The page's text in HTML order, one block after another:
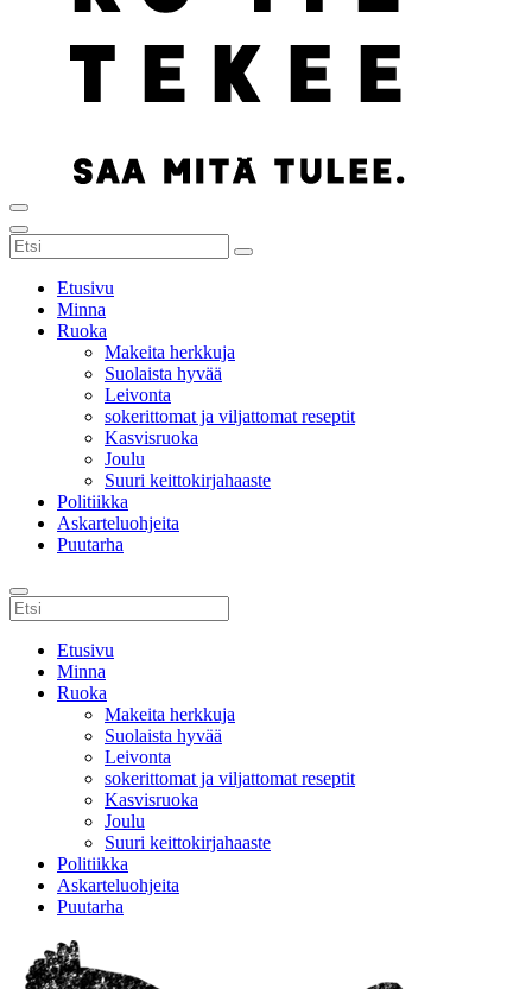
Etusivu
Minna
Ruoka
Makeita herkkuja
Suolaista hyvää
Leivonta
sokerittomat ja viljattomat reseptit
Kasvisruoka
Joulu
Suuri keittokirjahaaste
Politiikka
Askarteluohjeita
Puutarha
Etusivu
Minna
Ruoka
Makeita herkkuja
Suolaista hyvää
Leivonta
sokerittomat ja viljattomat reseptit
Kasvisruoka
Joulu
Suuri keittokirjahaaste
Politiikka
Askarteluohjeita
Puutarha